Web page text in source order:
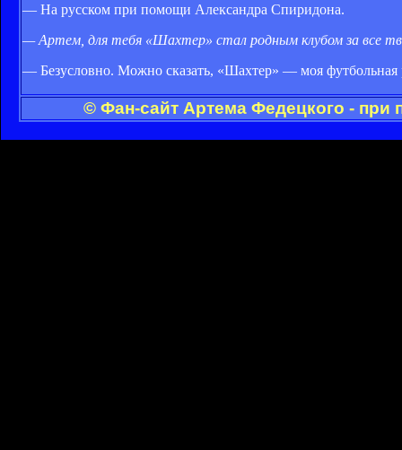
— На русском при помощи Александра Спиридона.
— Артем, для тебя «Шахтер» стал родным клубом за все
— Безусловно. Можно сказать, «Шахтер» — моя футбольная
© Фан-сайт Артема Федецкого - при